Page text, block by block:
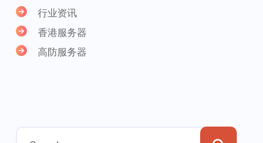
行业资讯
香港服务器
高防服务器